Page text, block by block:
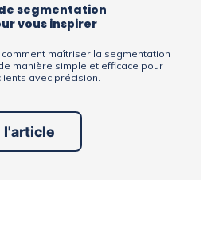
segmentation
vous inspirer
maîtriser la segmentation
manière simple et efficace pour
avec précision.
l'article